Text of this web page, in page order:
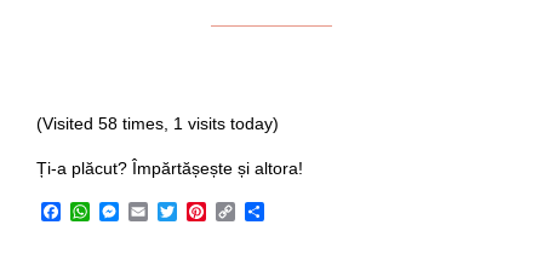
(Visited 58 times, 1 visits today)
Ți-a plăcut? Împărtășește și altora!
Facebook
WhatsApp
Messenger
EmailTwitterPinterest
Copy